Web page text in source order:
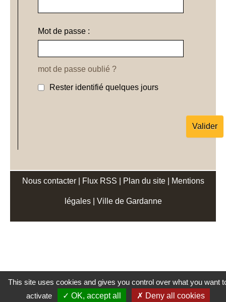
Mot de passe :
mot de passe oublié ?
Rester identifié quelques jours
Nous contacter Flux RSS Plan du site Mentions
légales Ville de Gardanne
This site uses cookies and gives you control over what you want
activate
OK, accept all Deny all cookies